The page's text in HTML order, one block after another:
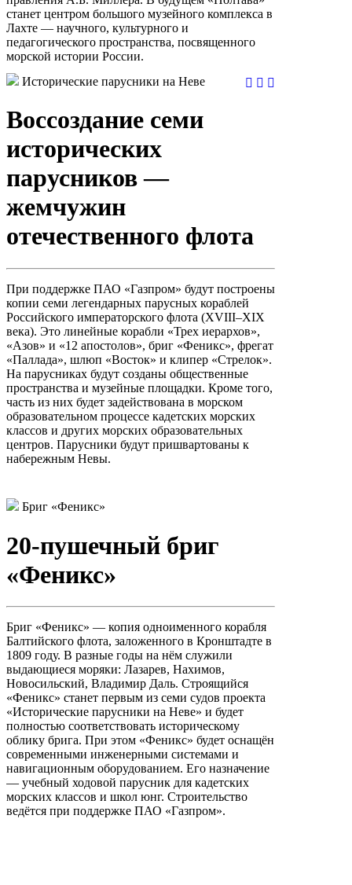
станет центром большого музейного комплекса в
Лахте — научного, культурного и
педагогического пространства, посвященного
морской истории России.
Исторические парусники на Неве
Воссоздание семи
исторических
парусников —
жемчужин
отечественного флота
При поддержке ПАО «Газпром» будут построены
копии семи легендарных парусных кораблей
Российского императорского флота (XVIII–XIX
века). Это линейные корабли «Трех иерархов»,
«Азов» и «12 апостолов», бриг «Феникс», фрегат
«Паллада», шлюп «Восток» и клипер «Стрелок».
На парусниках будут созданы общественные
пространства и музейные площадки. Кроме того,
часть из них будет задействована в морском
образовательном процессе кадетских морских
классов и других морских образовательных
центров. Парусники будут пришвартованы к
набережным Невы.
Бриг «Феникс»
20-пушечный бриг
«Феникс»
Бриг «Феникс» — копия одноименного корабля
Балтийского флота, заложенного в Кронштадте в
1809 году. В разные годы на нём служили
выдающиеся моряки: Лазарев, Нахимов,
Новосильский, Владимир Даль. Строящийся
«Феникс» станет первым из семи судов проекта
«Исторические парусники на Неве» и будет
полностью соответствовать историческому
облику брига. При этом «Феникс» будет оснащён
современными инженерными системами и
навигационным оборудованием. Его назначение
— учебный ходовой парусник для кадетских
морских классов и школ юнг. Строительство
ведётся при поддержке ПАО «Газпром».